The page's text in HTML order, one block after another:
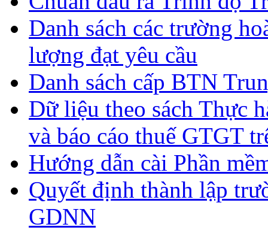
Danh sách các trường
lượng đạt yêu cầu
Danh sách cấp BTN
Dữ liệu theo sách Thực
và báo cáo thuế GTGT
Hướng dẫn cài Phần
Quyết định thành lập
GDNN